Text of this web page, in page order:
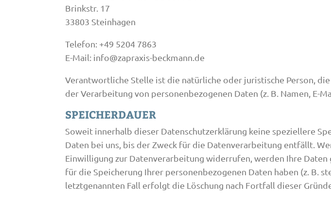
Brinkstr. 17
33803 Steinhagen
Telefon: +49 5204 7863
E-Mail: info@zapraxis-beckmann.de
Verantwortliche Stelle ist die natürliche oder juristische Person,
der Verarbeitung von personenbezogenen Daten (z. B. Namen, E-
SPEICHERDAUER
Soweit innerhalb dieser Datenschutzerklärung keine speziellere
Daten bei uns, bis der Zweck für die Datenverarbeitung entfällt.
Einwilligung zur Datenverarbeitung widerrufen, werden Ihre
für die Speicherung Ihrer personenbezogenen Daten haben (z. B.
letztgenannten Fall erfolgt die Löschung nach Fortfall dieser